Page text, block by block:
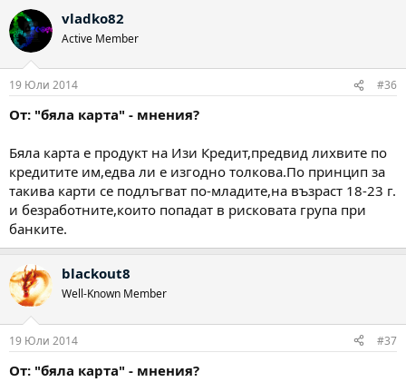
vladko82
Active Member
19 Юли 2014 #36
От: "бяла карта" - мнения?
Бяла карта е продукт на Изи Кредит,предвид лихвите по
кредитите им,едва ли е изгодно толкова.По принцип за
такива карти се подлъгват по-младите,на възраст 18-23 г.
и безработните,които попадат в рисковата група при
банките.
blackout8
Well-Known Member
19 Юли 2014 #37
От: "бяла карта" - мнения?